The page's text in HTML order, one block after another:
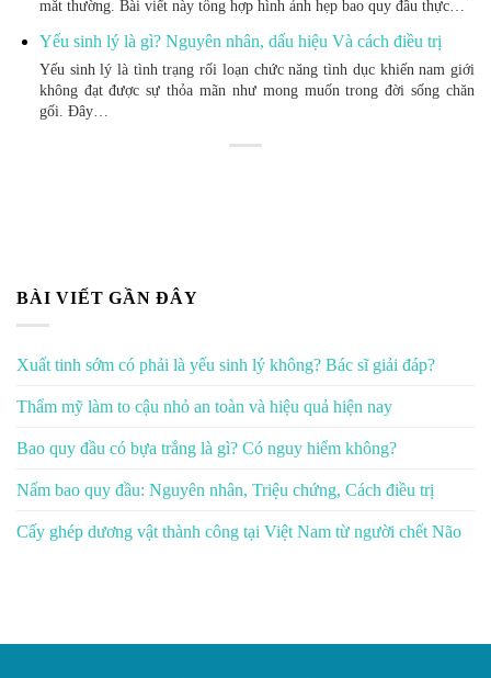
mắt thường. Bài viết này tổng hợp hình ảnh hẹp bao quy đầu thực…
Yếu sinh lý là gì? Nguyên nhân, dấu hiệu Và cách điều trị
Yếu sinh lý là tình trạng rối loạn chức năng tình dục khiến nam giới
không đạt được sự thỏa mãn như mong muốn trong đời sống chăn
gối. Đây…
BÀI VIẾT GẦN ĐÂY
Xuất tinh sớm có phải là yếu sinh lý không? Bác sĩ giải đáp?
Thẩm mỹ làm to cậu nhỏ an toàn và hiệu quả hiện nay
Bao quy đầu có bựa trắng là gì? Có nguy hiểm không?
Nấm bao quy đầu: Nguyên nhân, Triệu chứng, Cách điều trị
Cấy ghép dương vật thành công tại Việt Nam từ người chết Não